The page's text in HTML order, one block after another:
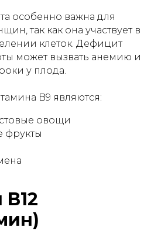
особенно важна для
так как она участвует в
клеток. Дефицит
может вызвать анемию и
у плода.
B9 являются:
овощи
фрукты